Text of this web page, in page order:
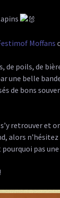
Moffans
de poils, de
une belle
de bons
retrouver et
alors n’hésitez
pas